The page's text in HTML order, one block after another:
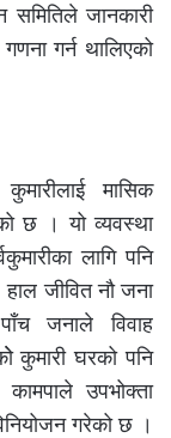
समितिले जानकारी
गर्न थालिएको
मासिक
छ । यो व्यवस्था
लागि पनि
जीवित नौ जना
जनाले विवाह
कुमारी घरको पनि
उपभोक्ता
गरेको छ ।